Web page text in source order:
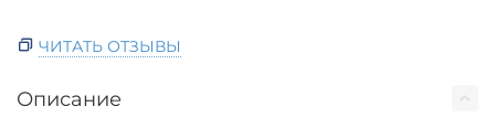
ЧИТАТЬ ОТЗЫВЫ
Описание